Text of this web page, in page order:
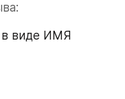
в виде ИМЯ